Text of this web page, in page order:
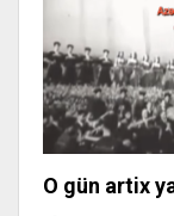
O gün artix